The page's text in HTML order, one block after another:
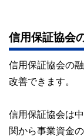
信用保証協会
信用保証協会の
改善できます。
信用保証協会は
関から事業資金